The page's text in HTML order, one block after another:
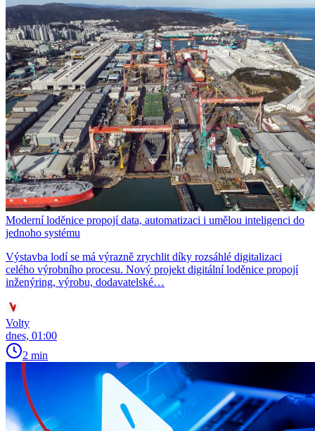
Moderní loděnice propojí data, automatizaci i umělou inteligenci do
jednoho systému
Výstavba lodí se má výrazně zrychlit díky rozsáhlé digitalizaci
celého výrobního procesu. Nový projekt digitální loděnice propojí
inženýring, výrobu, dodavatelské…
Volty
dnes, 01:00
2 min